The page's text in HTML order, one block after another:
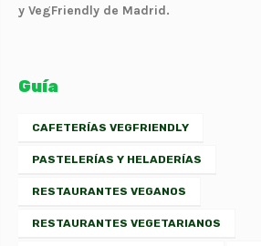
y VegFriendly de Madrid.
Guía
CAFETERÍAS VEGFRIENDLY
PASTELERÍAS Y HELADERÍAS
RESTAURANTES VEGANOS
RESTAURANTES VEGETARIANOS